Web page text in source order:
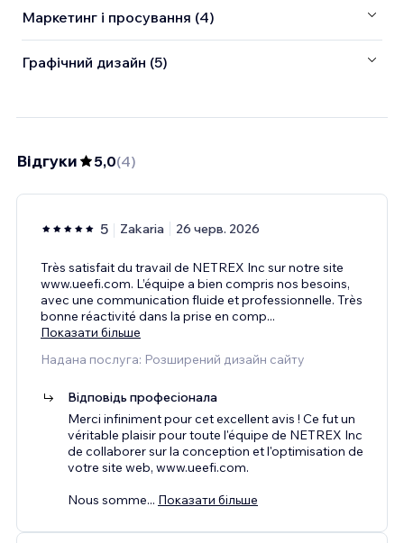
Маркетинг і просування (4)
Графічний дизайн (5)
Відгуки 5,0(4)
5 Zakaria 26 черв. 2026
Très satisfait du travail de NETREX Inc sur notre site
www.ueefi.com. L’équipe a bien compris nos besoins,
avec une communication fluide et professionnelle. Très
bonne réactivité dans la prise en comp...
Показати більше
Надана послуга: Розширений дизайн сайту
Відповідь професіонала
Merci infiniment pour cet excellent avis ! Ce fut un
véritable plaisir pour toute l'équipe de NETREX Inc
de collaborer sur la conception et l'optimisation de
votre site web, www.ueefi.com.
Nous somme... Показати більше